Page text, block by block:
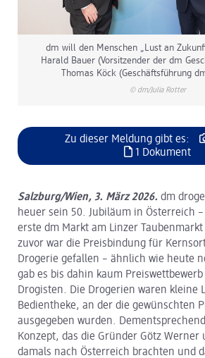
dm will den Menschen „Lust an
Harald Bauer (Vorsitzender der dm
Thomas Köck (Geschäftsführung
© dm/Julia Rotter
Zu dieser Meldung gibt es:
1 Dokument
Salzburg/Wien, 3. März 2026. dm
heuer sein 50. Jubiläum in Österreich –
erste dm Markt am Linzer
zuvor war die Preisbindung für
Drogerie gefallen – ähnlich wie heute
gab es bis dahin kaum
Drogisten. Die Drogerien waren kleine
Bedientheke, an der die gewünschten
ausgegeben wurden.
Konzept, das die Gründer Götz Werner
damals nach Österreich brachten und